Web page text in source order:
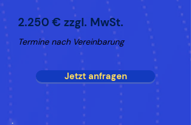
2.250 € zzgl. MwSt.
Termine nach Vereinbarung
Jetzt anfragen